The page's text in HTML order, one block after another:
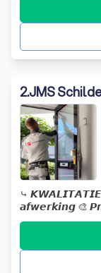
Welke
Ontdek de
Wat kost
2.JMS
⤷
𝙖𝙛𝙬𝙚𝙧𝙠𝙞𝙣𝙜 🎨
𝙑𝙤𝙤𝙧 𝙚𝙡𝙠𝙚